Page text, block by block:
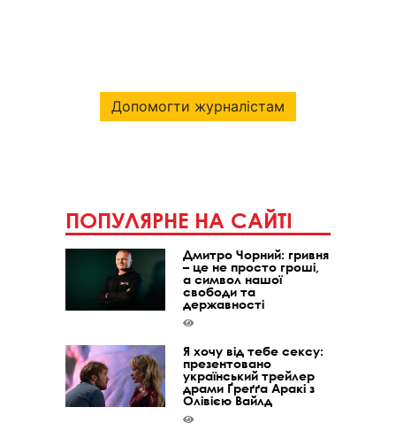
Допомогти журналістам
ПОПУЛЯРНЕ НА САЙТІ
Дмитро Чорний: гривня
– це не просто гроші,
а символ нашої
свободи та
державності
Я хочу від тебе сексу:
презентовано
український трейлер
драми Ґреґґа Аракі з
Олівією Вайлд